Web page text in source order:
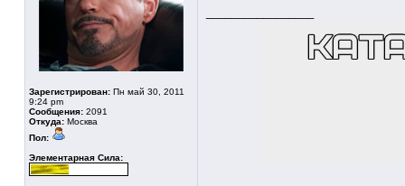
Зарегистрирован: Пн май 30, 2011
9:24 pm
Сообщения: 2091
Откуда: Москва
Пол:
Элементарная Сила: